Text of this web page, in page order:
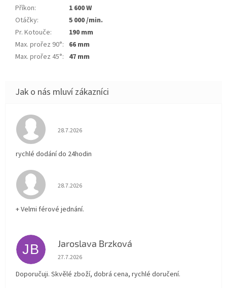
Příkon:
1 600 W
Otáčky:
5 000 /min.
Pr. Kotouče:
190 mm
Max. prořez 90°: 66 mm
Max. prořez 45°: 47 mm
Hodnocení obchodu je 5 z 5 hvězdiček.
28.7.2026
rychlé dodání do 24hodin
Hodnocení obchodu je 5 z 5 hvězdiček.
28.7.2026
+ Velmi férové jednání.
JB Jaroslava Brzková
Hodnocení obchodu je 5 z 5 hvězdiček.
27.7.2026
Doporučuji. Skvělé zboží, dobrá cena, rychlé doručení.